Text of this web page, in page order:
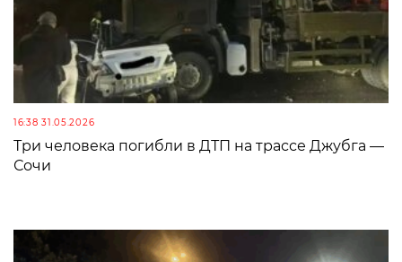
16:38 31.05.2026
Три человека погибли в ДТП на трассе Джубга —
Сочи